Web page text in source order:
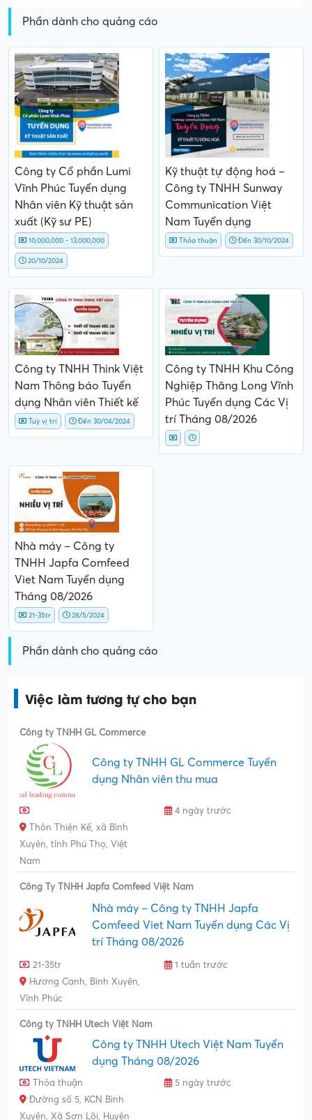
Phần dành cho quảng cáo
Công ty Cổ phần Lumi
Vĩnh Phúc Tuyển dụng
Nhân viên Kỹ thuật sản
xuất (Kỹ sư PE)
10,000,000 - 13,000,000
20/10/2024
Kỹ thuật tự động hoá –
Công ty TNHH Sunway
Communication Việt
Nam Tuyển dụng
Thỏa thuận Đến 30/10/2024
Công ty TNHH Think Việt
Nam Thông báo Tuyển
dụng Nhân viên Thiết kế
Tuỳ vị trí Đến 30/04/2024
Công ty TNHH Khu Công
Nghiệp Thăng Long Vĩnh
Phúc Tuyển dụng Các Vị
trí Tháng 08/2026
Nhà máy – Công ty
TNHH Japfa Comfeed
Viet Nam Tuyển dụng
Tháng 08/2026
21-35tr 28/5/2024
Phần dành cho quảng cáo
Việc làm tương tự cho bạn
Công ty TNHH GL Commerce
Công ty TNHH GL Commerce Tuyển
dụng Nhân viên thu mua
4 ngày trước
Thôn Thiện Kế, xã Bình
Xuyên, tỉnh Phú Thọ, Việt
Nam
Công Ty TNHH Japfa Comfeed Việt Nam
Nhà máy – Công ty TNHH Japfa
Comfeed Viet Nam Tuyển dụng Các Vị
trí Tháng 08/2026
21-35tr
1 tuần trước
Hương Canh, Bình Xuyên,
Vĩnh Phúc
Công ty TNHH Utech Việt Nam
Công ty TNHH Utech Việt Nam Tuyển
dụng Tháng 08/2026
Thỏa thuận
5 ngày trước
Đường số 5, KCN Bình
Xuyên, Xã Sơn Lôi, Huyện